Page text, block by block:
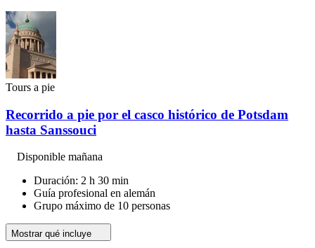
Tours a pie
Recorrido a pie por el casco histórico de Potsdam
hasta Sanssouci
Disponible mañana
Duración: 2 h 30 min
Guía profesional en alemán
Grupo máximo de 10 personas
Mostrar qué incluye